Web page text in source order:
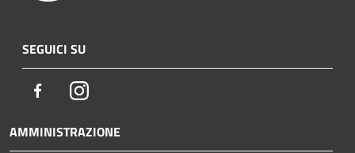
SEGUICI SU
FacebookInstagram
AMMINISTRAZIONE